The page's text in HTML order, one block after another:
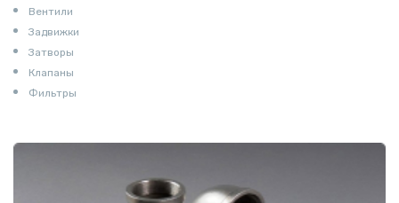
Вентили
Задвижки
Затворы
Клапаны
Фильтры